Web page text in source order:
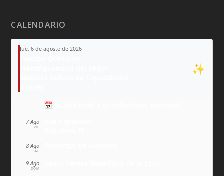
CALENDARIO
Jue, 6 de agosto de 2026
✨
📅 Añade todo a tu calendario personal
7 Ago
VIE
8 Ago
SÁB
9 Ago
DOM